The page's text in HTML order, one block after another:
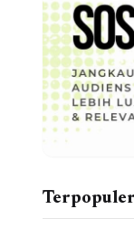
Terpopuler